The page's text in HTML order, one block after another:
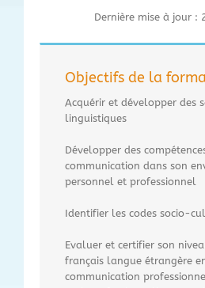
Dernière mise à jour :
Objectifs de la
Acquérir et développer des
linguistiques
Développer des
communication dans son
personnel et professionnel
Identifier les codes socio-
Evaluer et certifier son
français langue étrangère
communication